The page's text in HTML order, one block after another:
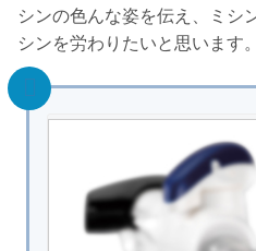
シンの色んな姿を伝え、ミシ
シンを労わりたいと思います。